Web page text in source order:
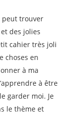
peut trouver
des jolies
cahier très joli
choses en
à ma
à être
garder moi. Je
le thème et